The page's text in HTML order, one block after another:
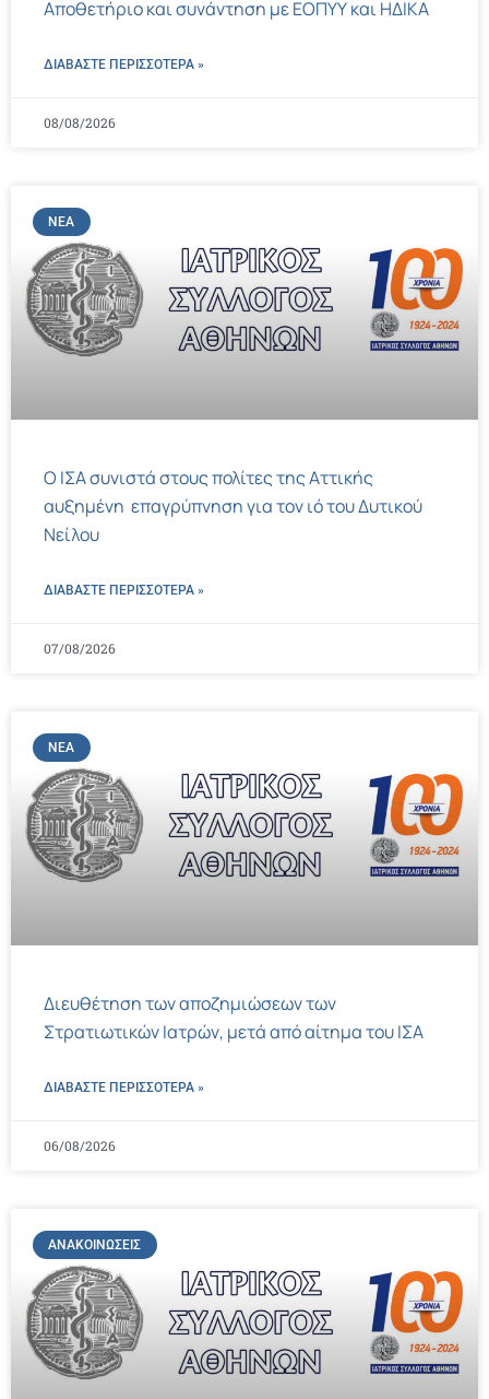
Αποθετήριο και συνάντηση με ΕΟΠΥΥ και ΗΔΙΚΑ
ΔΙΑΒΑΣΤΕ ΠΕΡΙΣΣΌΤΕΡΑ »
08/08/2026
ΝΈΑ
Ο ΙΣΑ συνιστά στους πολίτες της Αττικής
αυξημένη επαγρύπνηση για τον ιό του Δυτικού
Νείλου
ΔΙΑΒΑΣΤΕ ΠΕΡΙΣΣΌΤΕΡΑ »
07/08/2026
ΝΈΑ
Διευθέτηση των αποζημιώσεων των
Στρατιωτικών Ιατρών, μετά από αίτημα του ΙΣΑ
ΔΙΑΒΑΣΤΕ ΠΕΡΙΣΣΌΤΕΡΑ »
06/08/2026
ΑΝΑΚΟΙΝΏΣΕΙΣ